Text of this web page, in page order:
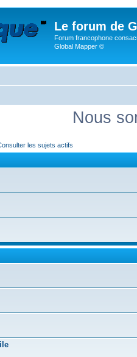
Le forum de
Forum francophone
Global Mapper ©
Nous
les sujets actifs